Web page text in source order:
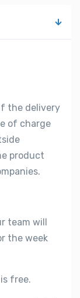
the delivery
of charge
product
team will
the week
free.